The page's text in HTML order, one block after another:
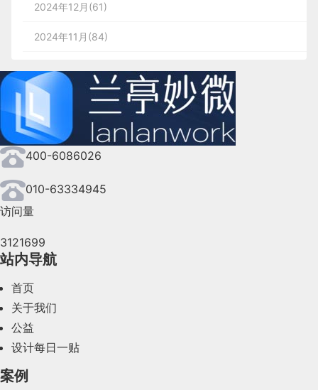
2024年12月(61)
2024年11月(84)
2024年9月(144)
2024年8月(164)
2024年7月(107)
2024年6月(63)
2024年4月(44)
2024年2月(58)
400-6086026
010-63334945
访问量
3121699
站内导航
首页
关于我们
公益
设计每日一贴
案例